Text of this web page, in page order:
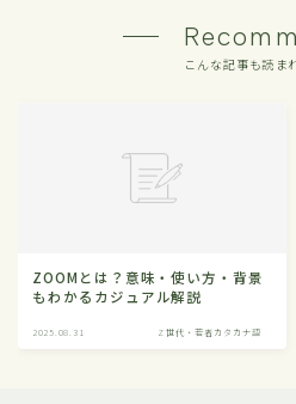
こんな記事も読ま
ZOOMとは？意味・使い方・背景
もわかるカジュアル解説
2025.08.31 Z世代・若者カタカナ語